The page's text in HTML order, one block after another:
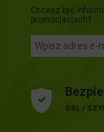
Chcesz być
promocjacjach?
SSL /